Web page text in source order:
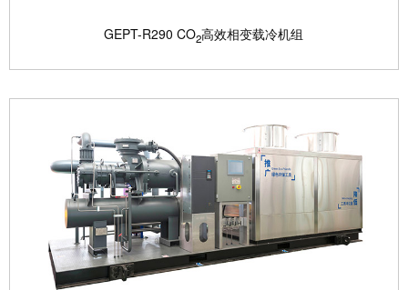
GEPT-R290 CO2高效相变载冷机组
高效相变载冷机组
R290压缩机采用API619标准设计，密封性和可靠性
显著提...
查看产品 